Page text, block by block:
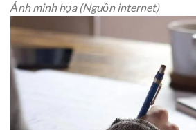
Ảnh minh họa (Nguồn internet)